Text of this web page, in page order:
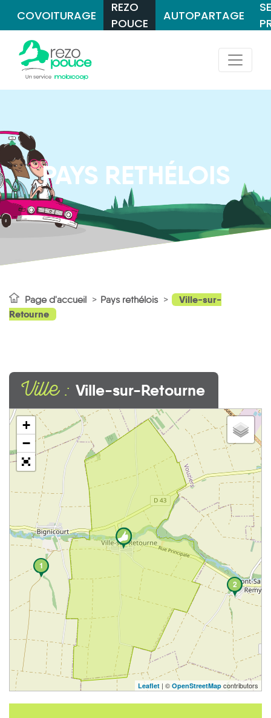
COVOITURAGE
REZO
POUCE
AUTOPARTAGE
PAYS RETHÉLOIS
Page d'accueil Pays rethélois
Ville-sur-
Retourne
Ville : Ville-sur-Retourne
1
2
+
−
Leaflet | © OpenStreetMap contributors